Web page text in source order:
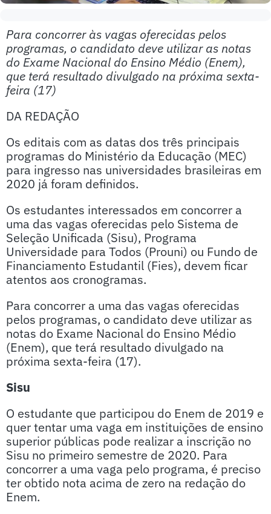
Para concorrer às vagas oferecidas pelos
programas, o candidato deve utilizar as notas
do Exame Nacional do Ensino Médio (Enem),
que terá resultado divulgado na próxima sexta-
feira (17)
DA REDAÇÃO
Os editais com as datas dos três principais
programas do Ministério da Educação (MEC)
para ingresso nas universidades brasileiras em
2020 já foram definidos.
Os estudantes interessados em concorrer a
uma das vagas oferecidas pelo Sistema de
Seleção Unificada (Sisu), Programa
Universidade para Todos (Prouni) ou Fundo de
Financiamento Estudantil (Fies), devem ficar
atentos aos cronogramas.
Para concorrer a uma das vagas oferecidas
pelos programas, o candidato deve utilizar as
notas do Exame Nacional do Ensino Médio
(Enem), que terá resultado divulgado na
próxima sexta-feira (17).
Sisu
O estudante que participou do Enem de 2019 e
quer tentar uma vaga em instituições de ensino
superior públicas pode realizar a inscrição no
Sisu no primeiro semestre de 2020. Para
concorrer a uma vaga pelo programa, é preciso
ter obtido nota acima de zero na redação do
Enem.